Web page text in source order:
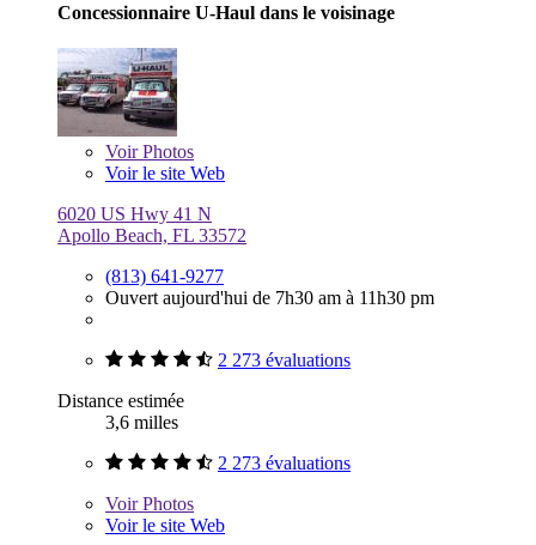
Concessionnaire U-Haul dans le voisinage
VoirPhotos
Voir le site Web
6020 US Hwy 41 N
Apollo Beach, FL 33572
(813) 641-9277
Ouvert aujourd'hui de 7h30 am à 11h30 pm
2 273 évaluations
Distance estimée
3,6 milles
2 273 évaluations
VoirPhotos
Voir le site Web